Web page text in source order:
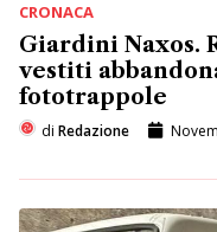
CRONACA
Giardini Naxos.
vestiti
fototrappole
di Redazione